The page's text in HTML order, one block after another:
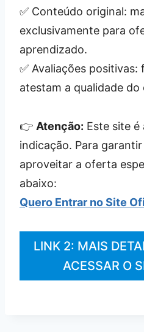
✅ Conteúdo original:
exclusivamente para
aprendizado.
✅ Avaliações positivas:
atestam a qualidade do
👉 Atenção: Este site é
indicação. Para
aproveitar a oferta
abaixo:
Quero Entrar no Site
LINK 2: MAIS
ACESSAR O